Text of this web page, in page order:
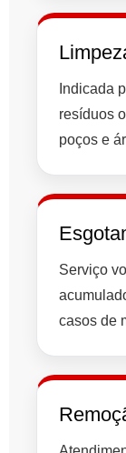
Indicada
resíduos
poços e
Serviço
casos de